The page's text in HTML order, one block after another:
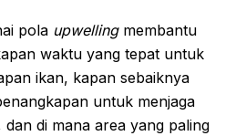
pola upwellingmembantu
waktu yang tepat untuk
ikan, kapan sebaiknya
untuk menjaga
di mana area yang paling